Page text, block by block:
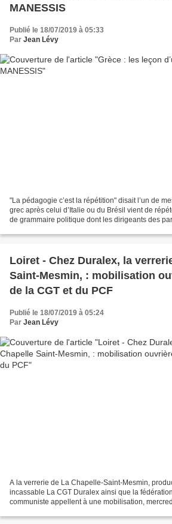
MANESSIS
Publié le 18/07/2019 à 05:33
Par Jean Lévy
"La pédagogie c’est la répétition" disait l’un de
grec après celui d’Italie ou du Brésil vient de
de grammaire politique dont les dirigeants des
Loiret - Chez Duralex, la verrerie de la Chapelle
Saint-Mesmin, : mobilisation ouvrière à l'appel
de la CGT et du PCF
Publié le 18/07/2019 à 05:24
Par Jean Lévy
A la verrerie de La Chapelle-Saint-Mesmin,
incassable La CGT Duralex ainsi que la
communiste appellent à une mobilisation,